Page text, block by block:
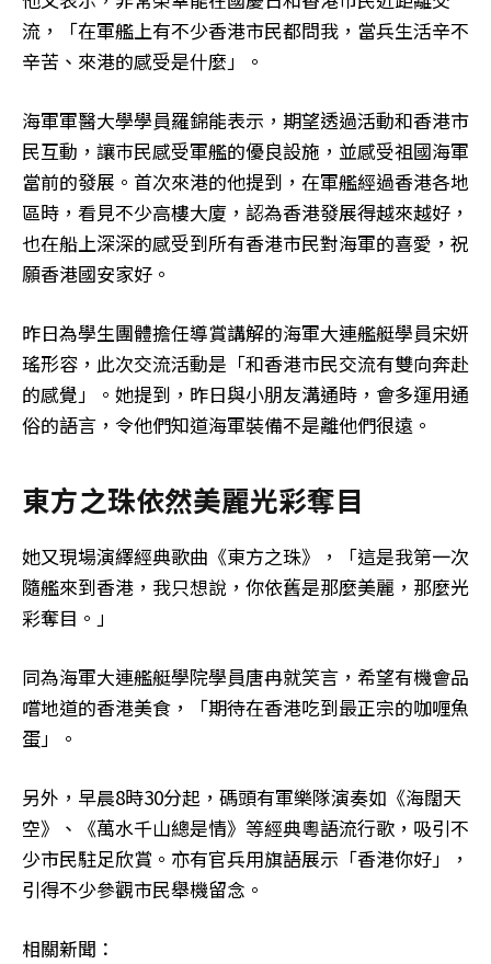
流，「在軍艦上有不少香港市民都問我，當兵生活辛不
辛苦、來港的感受是什麼」。
海軍軍醫大學學員羅錦能表示，期望透過活動和香港市
民互動，讓巿民感受軍艦的優良設施，並感受祖國海軍
當前的發展。首次來港的他提到，在軍艦經過香港各地
區時，看見不少高樓大廈，認為香港發展得越來越好，
也在船上深深的感受到所有香港市民對海軍的喜愛，祝
願香港國安家好。
昨日為學生團體擔任導賞講解的海軍大連艦艇學員宋妍
瑤形容，此次交流活動是「和香港市民交流有雙向奔赴
的感覺」。她提到，昨日與小朋友溝通時，會多運用通
俗的語言，令他們知道海軍裝備不是離他們很遠。
東方之珠依然美麗光彩奪目
她又現場演繹經典歌曲《東方之珠》，「這是我第一次
隨艦來到香港，我只想說，你依舊是那麼美麗，那麼光
彩奪目。」
同為海軍大連艦艇學院學員唐冉就笑言，希望有機會品
嚐地道的香港美食，「期待在香港吃到最正宗的咖喱魚
蛋」。
另外，早晨8時30分起，碼頭有軍樂隊演奏如《海闊天
空》、《萬水千山總是情》等經典粵語流行歌，吸引不
少市民駐足欣賞。亦有官兵用旗語展示「香港你好」，
引得不少參觀市民舉機留念。
相關新聞：